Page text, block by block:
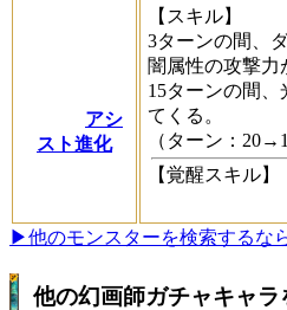
アシ
スト進化
【スキル】
3ターンの間、
闇属性の攻撃力
15ターンの間
てくる。
（ターン：
【覚醒スキル】
▶他のモンスターを検索するな
他の幻画師ガチャキャラ